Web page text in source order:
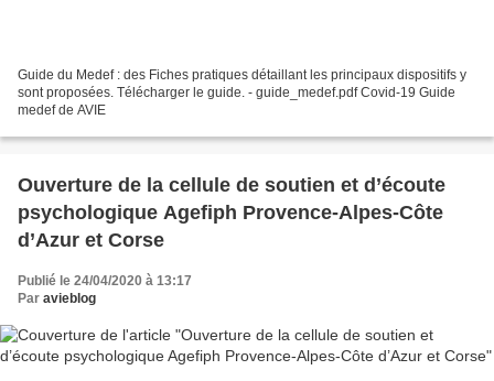
Guide du Medef : des Fiches pratiques détaillant les principaux dispositifs y
sont proposées. Télécharger le guide. - guide_medef.pdf Covid-19 Guide
medef de AVIE
Ouverture de la cellule de soutien et d’écoute
psychologique Agefiph Provence-Alpes-Côte
d’Azur et Corse
Publié le 24/04/2020 à 13:17
Par avieblog